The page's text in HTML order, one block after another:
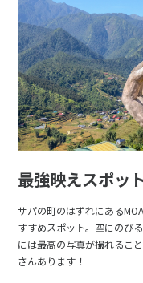
最強映えスポッ
サパの町のはずれにある
すすめスポット。空にのび
には最高の写真が撮れるこ
さんあります！